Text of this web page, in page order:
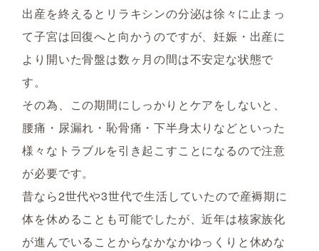
出産を終えるとリラキシンの分泌は徐々に止まっ
て子宮は回復へと向かうのですが、妊娠・出産に
より開いた骨盤は数ヶ月の間は不安定な状態で
す。
その為、この期間にしっかりとケアをしないと、
腰痛・尿漏れ・恥骨痛・下半身太りなどといった
様々なトラブルを引き起こすことになるので注意
が必要です。
昔なら2世代や3世代で生活していたので産褥期に
体を休めることも可能でしたが、近年は核家族化
が進んでいることからなかなかゆっくりと休めな